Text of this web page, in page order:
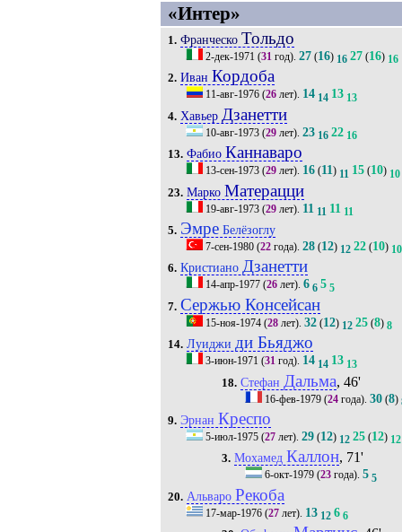
«Интер»
1. Франческо Тольдо
2-дек-1971 (31год). 27(16) 16 27(16) 16
2. Иван Кордоба
11-авг-1976(26лет). 14 14 13 13
4. Хавьер Дзанетти
10-авг-1973(29лет). 23 16 22 16
13. Фабио Каннаваро
13-сен-1973(29лет). 16(11) 11 15(10) 10
23. Марко Матерацци
19-авг-1973(29лет). 11 11 11 11
5. ЭмреБелёзоглу
7-сен-1980(22года). 28(12) 12 22(10) 10
6. Кристиано Дзанетти
14-апр-1977(26лет). 6 6 5 5
7. Сержью Консейсан
15-ноя-1974(28лет). 32(12) 12 25(8) 8
14. Луиджи ди Бьяджо
3-июн-1971 (31год). 14 14 13 13
18. Стефан Дальма, 46'
16-фев-1979 (24 года).30 (8)
9. Эрнан Креспо
5-июл-1975(27лет). 29(12) 12 25(12) 12
3. Мохамед Каллон, 71'
6-окт-1979 (23 года).5 5
20. Альваро Рекоба
17-мар-1976(27лет). 13 12 6 6